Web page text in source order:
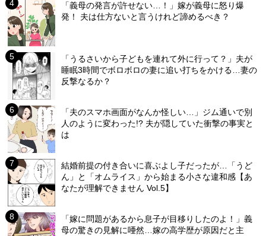
「義母の発言が許せない…！」嫁が義母に怒り爆
発！ 夫は仕方ないと言うけれど諦めるべき？
「うるさいから子どもを連れて外に行って？」夫が
睡眠3時間でボロボロの妻に追い打ちをかける…妻の
反撃なるか？
「夫のスマホ画面がなんか怪しい…」ジム通いで別
人のように変わった!? 夫が隠していた衝撃の事実と
は
結婚前提の付き合いに喜ぶよし子だったが…「うど
ん」と「オムライス」から始まる小さな違和感【あ
なたが理解できません Vol.5】
「嫁に問題があるから息子が目移りしたのよ！」義
母の驚きの見解に唖然…嫁の高学歴が原因だと主